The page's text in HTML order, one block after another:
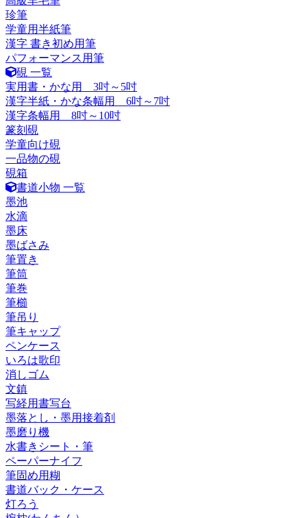
珍筆
学童用半紙筆
漢字 書き初め用筆
パフォーマンス用筆
硯 一覧
実用書・かな用 3吋～5吋
漢字半紙・かな条幅用 6吋～7吋
漢字条幅用 8吋～10吋
篆刻硯
学童向け硯
一品物の硯
硯箱
書道小物 一覧
墨池
水滴
墨床
墨ばさみ
筆置き
筆筒
筆巻
筆櫛
筆吊り
筆キャップ
ペンケース
いろは歌印
消しゴム
文鎮
写経用書写台
墨落とし・墨用接着剤
墨磨り機
水書きシート・筆
ペーパーナイフ
筆固め用糊
書道バック・ケース
灯ろう